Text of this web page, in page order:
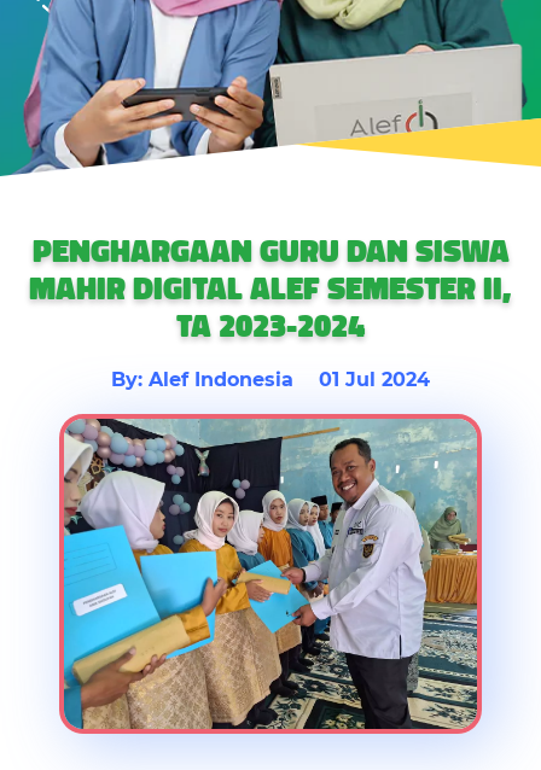
PENGHARGAAN GURU DAN SISWA
MAHIR DIGITAL ALEF SEMESTER II,
TA 2023-2024
By: Alef Indonesia 01 Jul 2024